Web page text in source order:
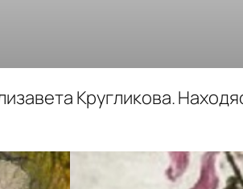
Кругликова.